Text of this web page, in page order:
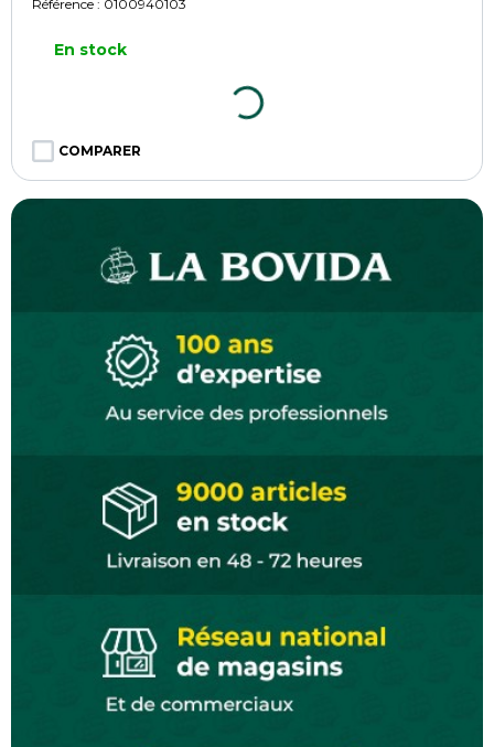
Référence : 0100940103
En stock
COMPARER